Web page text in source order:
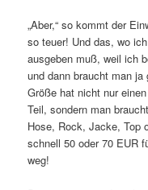
„Aber,“ so kommt der
so teuer! Und das, wo
ausgeben muß, weil ich
und dann braucht man ja
Größe hat nicht nur
Teil, sondern man
Hose, Rock, Jacke,
schnell 50 oder 70 EUR
weg!